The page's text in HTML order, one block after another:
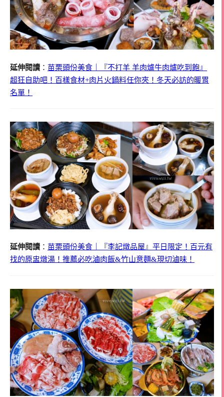
延伸閱讀 ： 苗栗頭份美食｜『不打羊 羊肉爐牛肉爐吃到飽』
超狂自助吧！百樣食材+肉片火鍋料任你夾！冬天必訪的暖胃
名單！
延伸閱讀 ： 苗栗頭份美食｜『李記燉品屋』平日限定！百元有
找的原盅燉湯！推薦必吃滷肉飯&竹山意麵&現切滷味！